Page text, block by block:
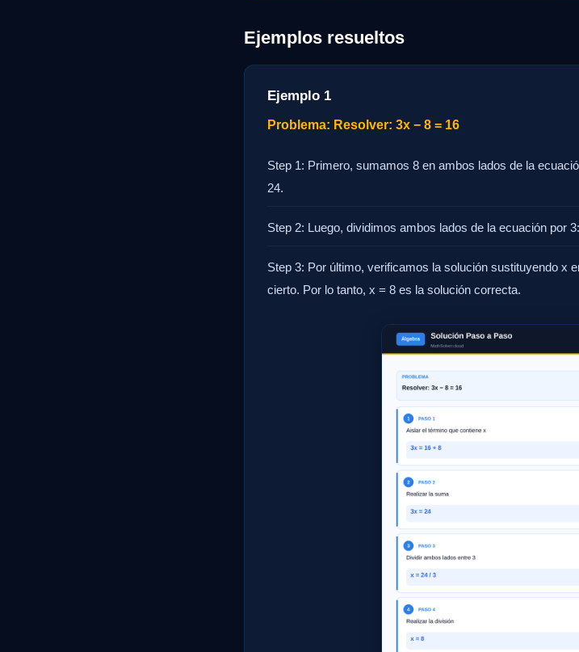
Ejemplos resueltos
Ejemplo 1
Problema: Resolver: 3x − 8 = 16
Step 1: Primero, sumamos 8 en ambos lados de la
24.
Step 2: Luego, dividimos ambos lados de la ecuación por
Step 3: Por último, verificamos la solución sustituyendo x
cierto. Por lo tanto, x = 8 es la solución correcta.